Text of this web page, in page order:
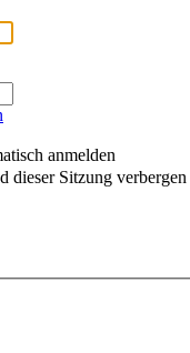
anmelden
dieser Sitzung verbergen